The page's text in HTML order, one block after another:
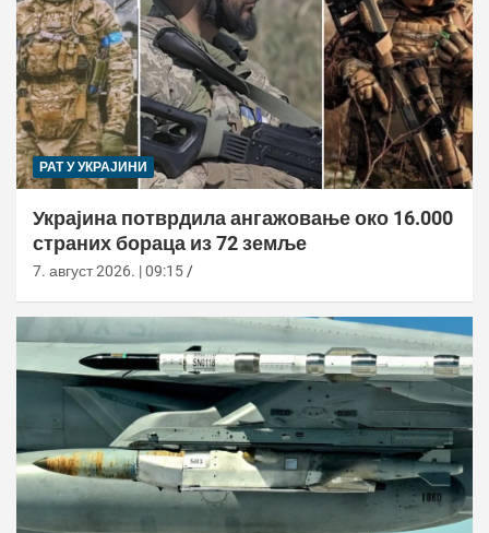
РАТ У УКРАЈИНИ
Украјина потврдила ангажовање око 16.000
страних бораца из 72 земље
7. август 2026. | 09:15